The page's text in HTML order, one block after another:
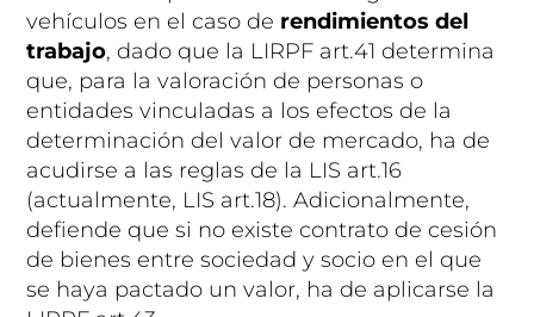
vehículos en el caso de rendimientos del
trabajo, dado que la LIRPF art.41 determina
que, para la valoración de personas o
entidades vinculadas a los efectos de la
determinación del valor de mercado, ha de
acudirse a las reglas de la LIS art.16
(actualmente, LIS art.18). Adicionalmente,
defiende que si no existe contrato de cesión
de bienes entre sociedad y socio en el que
se haya pactado un valor, ha de aplicarse la